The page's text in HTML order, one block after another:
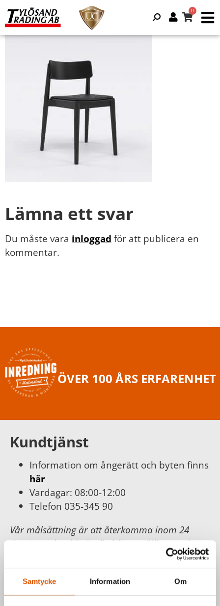
Samtycke Information Om
Lämna ett svar
Du måste vara inloggad för att publicera en
kommentar.
ÖVER 100 ÅRS ERFARENHET
Kundtjänst
Information om ångerätt och byten finns
här
Vardagar: 08:00-12:00
Telefon 035-345 90
Vår målsättning är att återkomma inom 24
timmar och erbjuda dig bästa möjliga service.
Konsumentköplagen, Distans- och
hemförsäljningslagen.
Läs mer hosKonsumentverket.